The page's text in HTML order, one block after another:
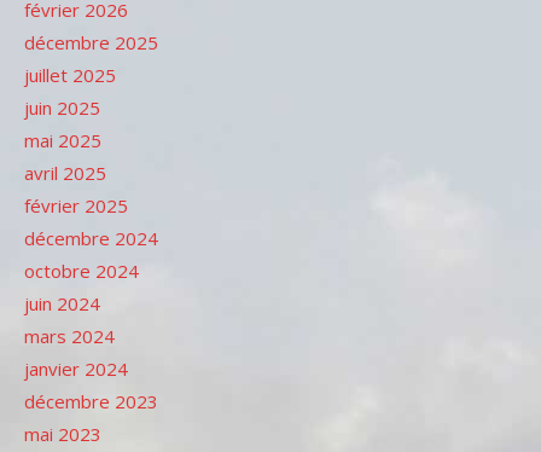
février 2026
décembre 2025
juillet 2025
juin 2025
mai 2025
avril 2025
février 2025
décembre 2024
octobre 2024
juin 2024
mars 2024
janvier 2024
décembre 2023
mai 2023